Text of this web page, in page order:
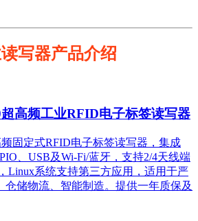
写器产品介绍
高频工业RFID电子标签读写器
频固定式RFID电子标签读写器，集成
、USB及Wi-Fi/蓝牙，支持2/4天线端
Linux系统支持第三方应用，适用于严
仓储物流、智能制造。提供一年质保及